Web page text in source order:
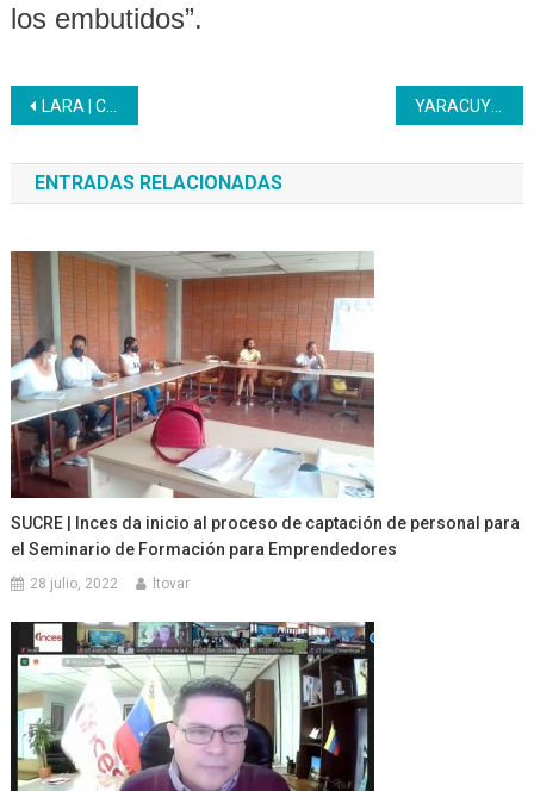
los embutidos”.
Navegación
de
entradas
LARA | Consejo de Gestión Regional vista Lara para potenciar su formación productiva YARACUY | Comedor del Inces mantiene su operatividad
ENTRADAS RELACIONADAS
SUCRE | Inces da inicio al proceso de captación de personal para
el Seminario de Formación para Emprendedores
28 julio, 2022 ltovar